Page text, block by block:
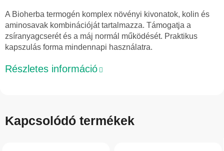
A Bioherba termogén komplex növényi kivonatok, kolin és
aminosavak kombinációját tartalmazza. Támogatja a
zsíranyagcserét és a máj normál működését. Praktikus
kapszulás forma mindennapi használatra.
Részletes információ
Kapcsolódó termékek